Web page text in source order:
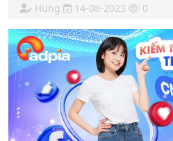
Hung 14-08-2023 0